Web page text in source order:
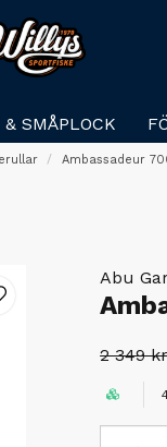
& SMÅPLOCK
Ambassadeur
Abu
2 349